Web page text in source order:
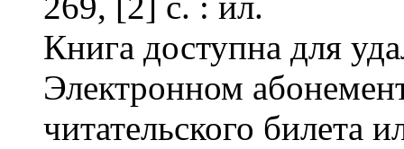
Книга доступна для
Электронном
читательского билета